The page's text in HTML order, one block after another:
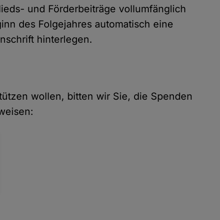
und Förderbeiträge vollumfänglich
des Folgejahres automatisch eine
hinterlegen.
wollen, bitten wir Sie, die Spenden